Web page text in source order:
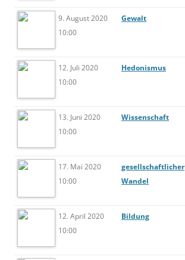
9. August 2020
10:00
Gewalt
12. Juli 2020
10:00
Hedonismus
13. Juni 2020
10:00
Wissenschaft
17. Mai 2020
10:00
gesellschaftlicher
Wandel
12. April 2020
10:00
Bildung